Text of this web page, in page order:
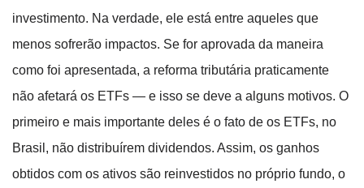
investimento. Na verdade, ele está entre aqueles que
menos sofrerão impactos. Se for aprovada da maneira
como foi apresentada, a reforma tributária praticamente
não afetará os ETFs — e isso se deve a alguns motivos. O
primeiro e mais importante deles é o fato de os ETFs, no
Brasil, não distribuírem dividendos. Assim, os ganhos
obtidos com os ativos são reinvestidos no próprio fundo, o